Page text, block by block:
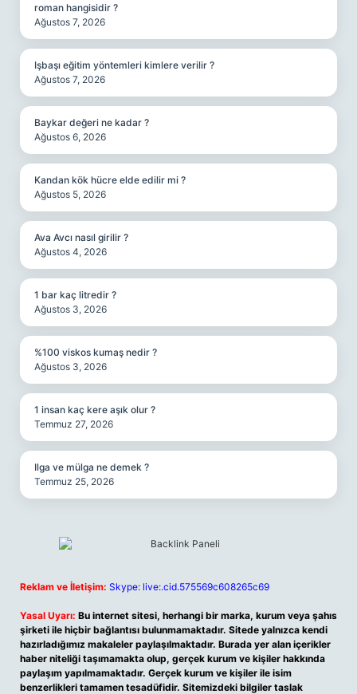
roman hangisidir ?
Ağustos 7, 2026
Işbaşı eğitim yöntemleri kimlere verilir ?
Ağustos 7, 2026
Baykar değeri ne kadar ?
Ağustos 6, 2026
Kandan kök hücre elde edilir mi ?
Ağustos 5, 2026
Ava Avcı nasıl girilir ?
Ağustos 4, 2026
1 bar kaç litredir ?
Ağustos 3, 2026
%100 viskos kumaş nedir ?
Ağustos 3, 2026
1 insan kaç kere aşık olur ?
Temmuz 27, 2026
Ilga ve mülga ne demek ?
Temmuz 25, 2026
Reklam ve İletişim: Skype: live:.cid.575569c608265c69
Yasal Uyarı: Bu internet sitesi, herhangi bir marka, kurum veya şahıs
şirketi ile hiçbir bağlantısı bulunmamaktadır. Sitede yalnızca kendi
hazırladığımız makaleler paylaşılmaktadır. Burada yer alan içerikler
haber niteliği taşımamakta olup, gerçek kurum ve kişiler hakkında
paylaşım yapılmamaktadır. Gerçek kurum ve kişiler ile isim
benzerlikleri tamamen tesadüfidir. Sitemizdeki bilgiler taslak